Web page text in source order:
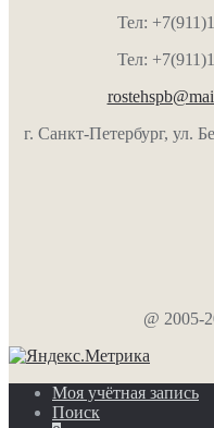
Тел:
Тел:
г. Санкт-Петербург, ул.
@ 2005-
Моя учётная запись
Поиск